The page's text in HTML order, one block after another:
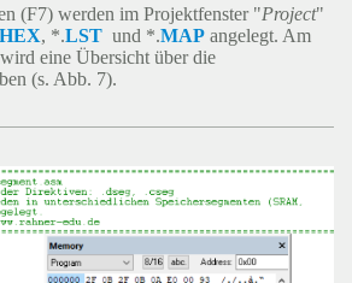
(F7) werden im Projektfenster "Project"
HEX, *.LST und *.MAP angelegt. Am
eine Übersicht über die
(s. Abb. 7).